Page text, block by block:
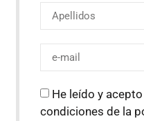
He leído y
condiciones de la